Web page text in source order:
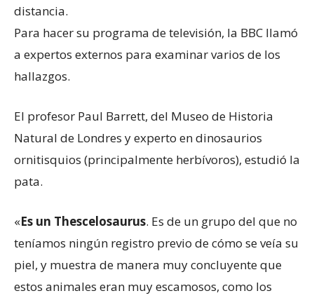
distancia.
Para hacer su programa de televisión, la BBC llamó
a expertos externos para examinar varios de los
hallazgos.
El profesor Paul Barrett, del Museo de Historia
Natural de Londres y experto en dinosaurios
ornitisquios (principalmente herbívoros), estudió la
pata.
«Es un Thescelosaurus. Es de un grupo del que no
teníamos ningún registro previo de cómo se veía su
piel, y muestra de manera muy concluyente que
estos animales eran muy escamosos, como los